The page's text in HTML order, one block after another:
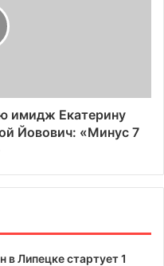
имидж Екатерину
Йовович: «Минус 7
в Липецке стартует 1